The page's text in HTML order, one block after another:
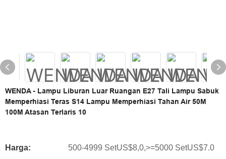
WENDA - Lampu Liburan Luar Ruangan E27 Tali Lampu Sabuk
Memperhiasi Teras S14 Lampu Memperhiasi Tahan Air 50M
100M Atasan Terlaris 10
Harga: 500-4999 SetUS$8,0,>=5000 SetUS$7.0